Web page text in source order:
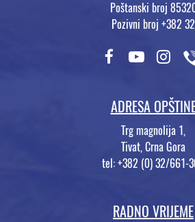
Poštanski broj
Pozivni broj +382 32
ADRESA
Trg magnolija 1,
Tivat, Crna Gora
tel: +382 (0) 32/661-
RADNO VRIJEME